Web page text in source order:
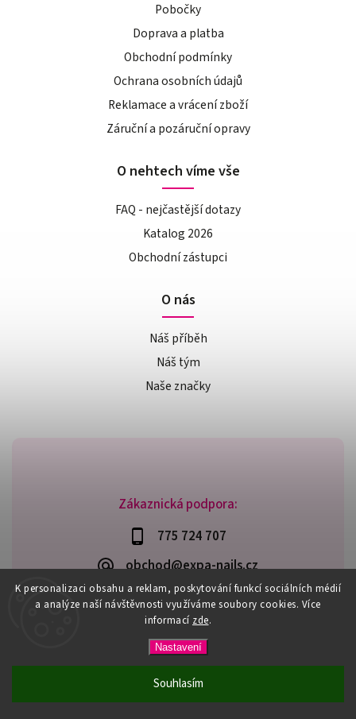
K personalizaci obsahu a reklam, poskytování funkcí sociálních médií
a analýze naší návštěvnosti využíváme soubory cookies. Více
informací zde.
Nastavení
Souhlasím
PŘI NÁKUPU NAD 600,- MÁTE DOPRAVU ZDARMA / DÁREK K
Zákaznická podpora:
775 724 707
obchod@expa-nails.cz
Pobočky
Doprava a platba
Obchodní podmínky
Ochrana osobních údajů
Reklamace a vrácení zboží
Záruční a pozáruční opravy
O nehtech víme vše
FAQ - nejčastější dotazy
Katalog 2026
Obchodní zástupci
O nás
Náš příběh
Náš tým
Naše značky
Expanails.cz. Všechna práva vyhrazena.
Upravit nastavení cookies
VytvořilShoptet | Design